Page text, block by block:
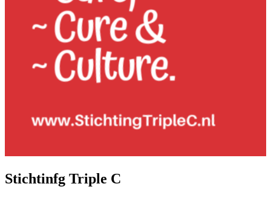
Stichtinfg Triple C